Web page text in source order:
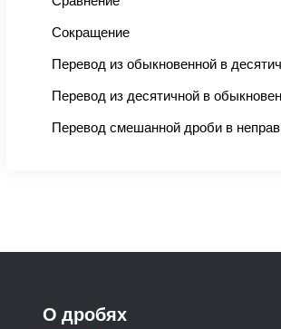
Сокращение
Перевод из обыкновенной в
Перевод из десятичной в
Перевод смешанной дроби в
О дробях